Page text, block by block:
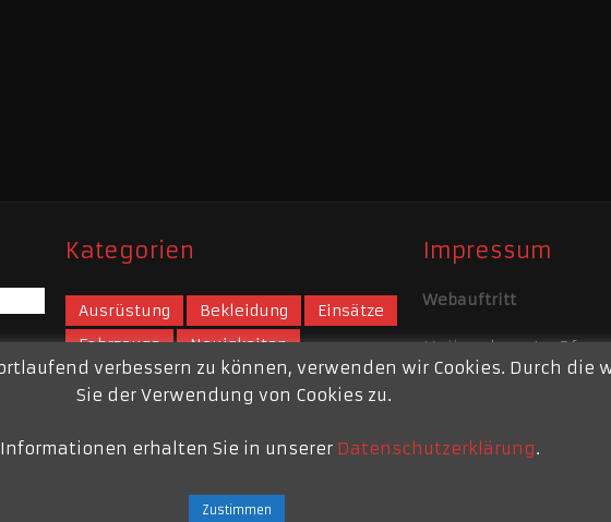
Kategorien
Ausrüstung Bekleidung
Einsätze
Fahrzeuge
Neuigkeiten
Tipps der Feuerwehr
Über Uns
Impressum
Webauftritt
Mail:
verbessern zu können, verwenden wir Cookies. Durch die
Sie der Verwendung von Cookies zu.
erhalten Sie in unserer Datenschutzerklärung.
Zustimmen